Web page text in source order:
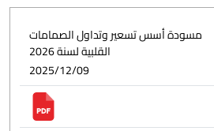
مسودة أسس تسعير وتداول الصمامات
القلبية لسنة 2026
2025/12/09